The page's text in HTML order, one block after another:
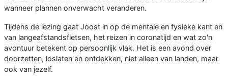
wanneer plannen onverwacht veranderen.
Tijdens de lezing gaat Joost in op de mentale en fysieke kant en
van langeafstandsfietsen, het reizen in coronatijd en wat zo'n
avontuur betekent op persoonlijk vlak. Het is een avond over
doorzetten, loslaten en ontdekken, niet alleen van landen, maar
ook van jezelf.